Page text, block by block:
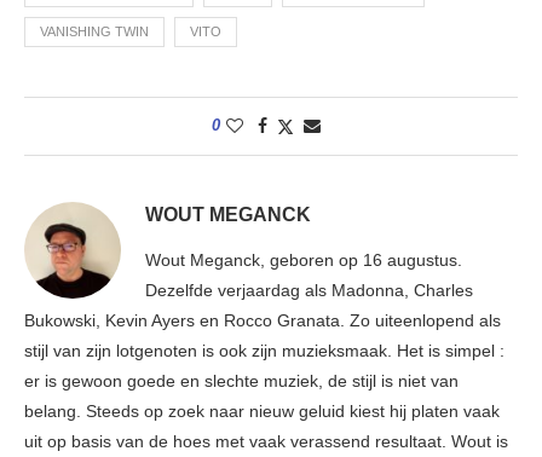
VANISHING TWIN VITO
0
WOUT MEGANCK
Wout Meganck, geboren op 16 augustus.
Dezelfde verjaardag als Madonna, Charles
Bukowski, Kevin Ayers en Rocco Granata. Zo uiteenlopend als
stijl van zijn lotgenoten is ook zijn muzieksmaak. Het is simpel :
er is gewoon goede en slechte muziek, de stijl is niet van
belang. Steeds op zoek naar nieuw geluid kiest hij platen vaak
uit op basis van de hoes met vaak verassend resultaat. Wout is